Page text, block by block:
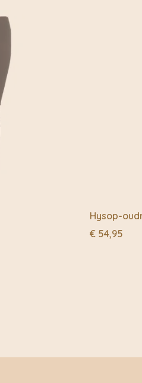
die
dat
Hysop-
€ 54,95